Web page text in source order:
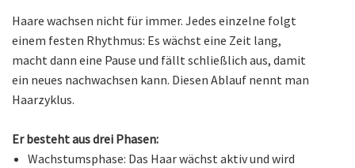
Haare wachsen nicht für immer. Jedes einzelne folgt
einem festen Rhythmus: Es wächst eine Zeit lang,
macht dann eine Pause und fällt schließlich aus, damit
ein neues nachwachsen kann. Diesen Ablauf nennt man
Haarzyklus.
Er besteht aus drei Phasen:
Wachstumsphase: Das Haar wächst aktiv und wird